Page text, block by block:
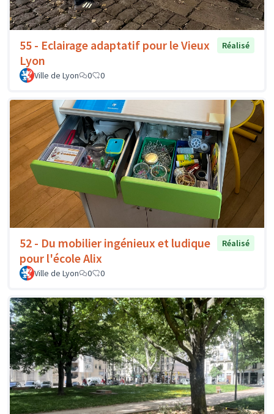
55 - Eclairage adaptatif pour le Vieux
Lyon
Réalisé
Ville de Lyon 0 0
52 - Du mobilier ingénieux et ludique
pour l'école Alix
Réalisé
Ville de Lyon 0 0